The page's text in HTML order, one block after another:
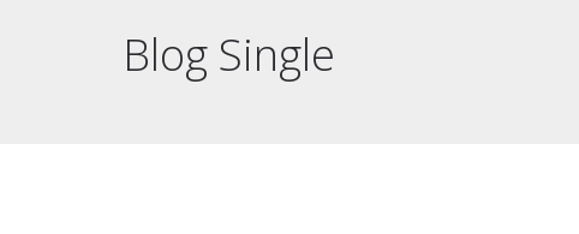
Blog Single